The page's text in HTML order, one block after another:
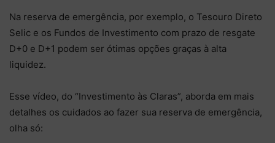
Na reserva de emergência, por exemplo, o Tesouro Direto
Selic e os Fundos de Investimento com prazo de resgate
D+0 e D+1 podem ser ótimas opções graças à alta
liquidez.
Esse vídeo, do “Investimento às Claras”, aborda em mais
detalhes os cuidados ao fazer sua reserva de emergência,
olha só: